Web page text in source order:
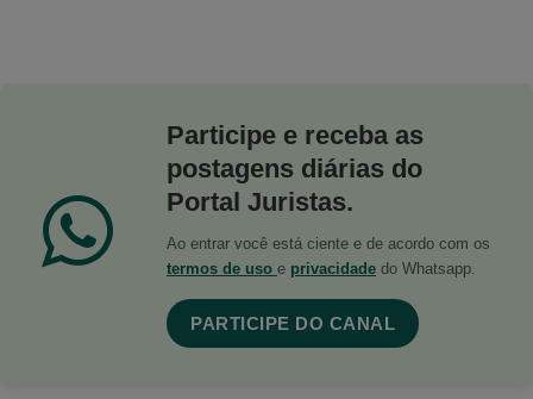
Participe e receba as
postagens diárias do
Portal Juristas.
Ao entrar você está ciente e de acordo com os
termos de uso e privacidade do Whatsapp.
PARTICIPE DO CANAL